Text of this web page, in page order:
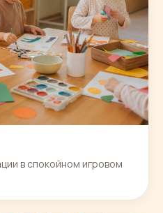
в спокойном игровом